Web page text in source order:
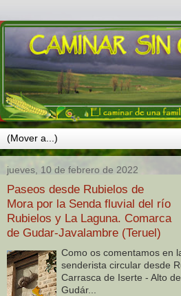
jueves, 10 de febrero de 2022
Paseos desde Rubielos de
Mora por la Senda fluvial del río
Rubielos y La Laguna. Comarca
de Gudar-Javalambre (Teruel)
Como os comentamos en
senderista circular desde
Carrasca de Iserte - Alto
Gudár...